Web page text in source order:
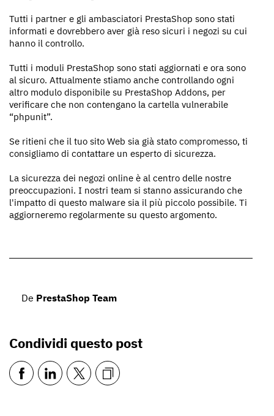
Tutti i partner e gli ambasciatori PrestaShop sono stati
informati e dovrebbero aver già reso sicuri i negozi su cui
hanno il controllo.
Tutti i moduli PrestaShop sono stati aggiornati e ora sono
al sicuro. Attualmente stiamo anche controllando ogni
altro modulo disponibile su PrestaShop Addons, per
verificare che non contengano la cartella vulnerabile
“phpunit”.
Se ritieni che il tuo sito Web sia già stato compromesso, ti
consigliamo di contattare un esperto di sicurezza.
La sicurezza dei negozi online è al centro delle nostre
preoccupazioni. I nostri team si stanno assicurando che
l'impatto di questo malware sia il più piccolo possibile. Ti
aggiorneremo regolarmente su questo argomento.
De PrestaShop Team
Condividi questo post